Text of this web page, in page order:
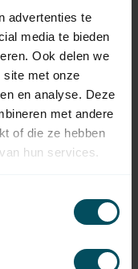
advertenties te
media te bieden
Ook delen we
site met onze
en analyse. Deze
met andere
of die ze hebben
hun services.